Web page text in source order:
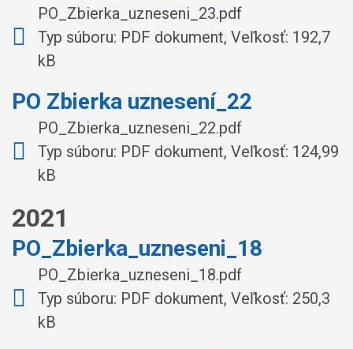
PO_Zbierka_uzneseni_23.pdf
Typ súboru: PDF dokument, Veľkosť: 192,7
kB
PO Zbierka uznesení_22
PO_Zbierka_uzneseni_22.pdf
Typ súboru: PDF dokument, Veľkosť: 124,99
kB
2021
PO_Zbierka_uzneseni_18
PO_Zbierka_uzneseni_18.pdf
Typ súboru: PDF dokument, Veľkosť: 250,3
kB